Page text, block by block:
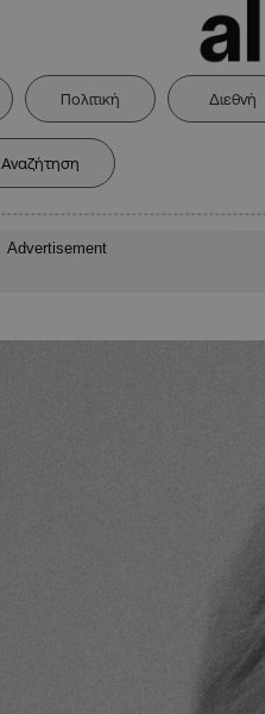
Πολιτική Διεθνή
Advertisement